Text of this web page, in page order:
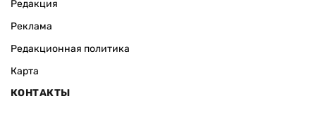
Редакция
Реклама
Редакционная политика
Карта
КОНТАКТЫ